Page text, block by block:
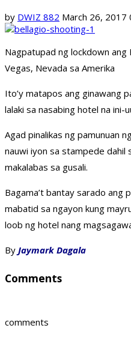
by DWIZ 882 March 26, 2017
Nagpatupad ng lockdown ang
Vegas, Nevada sa Amerika
Ito’y matapos ang ginawang
lalaki sa nasabing hotel na ini-
Agad pinalikas ng pamunuan
nauwi iyon sa stampede dahil
makalabas sa gusali.
Bagama’t bantay sarado ang
mabatid sa ngayon kung
loob ng hotel nang
By Jaymark Dagala
Comments
comments